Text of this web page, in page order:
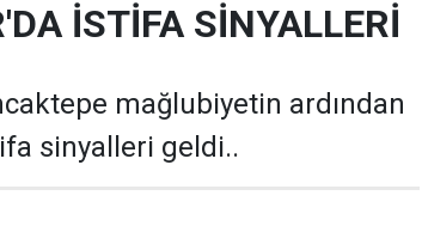
İSTİFA SİNYALLERİ
mağlubiyetin ardından
sinyalleri geldi..